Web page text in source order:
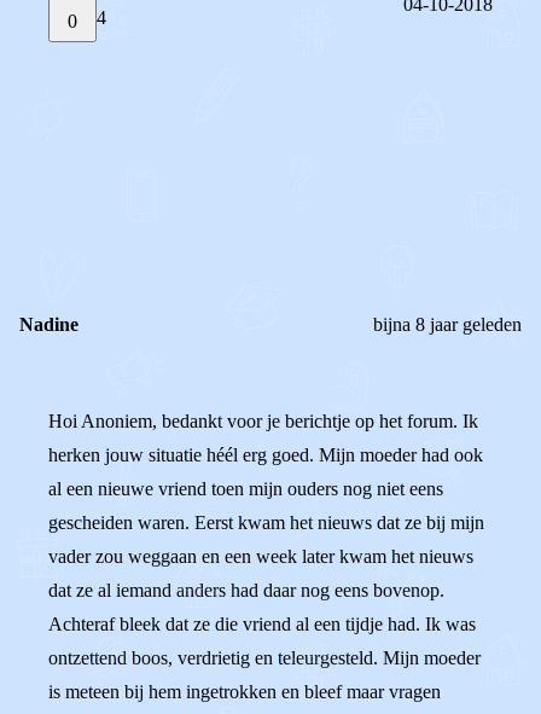
0 4
04-10-2018
Nadine bijna 8 jaar geleden
Hoi Anoniem, bedankt voor je berichtje op het forum. Ik
herken jouw situatie héél erg goed. Mijn moeder had ook
al een nieuwe vriend toen mijn ouders nog niet eens
gescheiden waren. Eerst kwam het nieuws dat ze bij mijn
vader zou weggaan en een week later kwam het nieuws
dat ze al iemand anders had daar nog eens bovenop.
Achteraf bleek dat ze die vriend al een tijdje had. Ik was
ontzettend boos, verdrietig en teleurgesteld. Mijn moeder
is meteen bij hem ingetrokken en bleef maar vragen